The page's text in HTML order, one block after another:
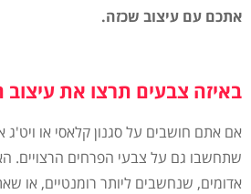
אתכם עם עיצוב שכזה.
באיזה צבעים תרצו את עיצוב
אם אתם חושבים על סגנון קלאסי או ויט'ג
שתחשבו גם על צבעי הפרחים הרצויים.
אדומים, שנחשבים ליותר רומנטיים, או